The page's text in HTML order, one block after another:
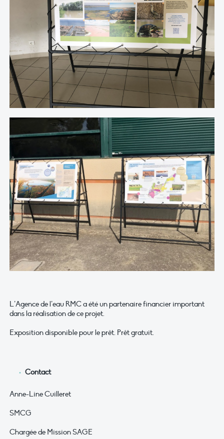
L’Agence de l’eau RMC a été un partenaire financier important
dans la réalisation de ce projet.
Exposition disponible pour le prêt. Prêt gratuit.
Contact
Anne-Line Cuilleret
SMCG
Chargée de Mission SAGE